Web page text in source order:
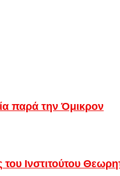
παρά την Όμικρον
Ινστιτούτου